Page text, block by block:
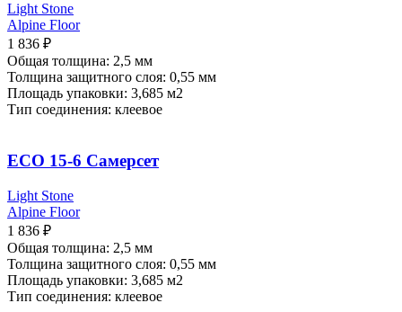
Light Stone
Alpine Floor
1 836 ₽
Общая толщина: 2,5 мм
Толщина защитного слоя: 0,55 мм
Площадь упаковки: 3,685 м2
Тип соединения: клеевое
ECO 15-6 Самерсет
Light Stone
Alpine Floor
1 836 ₽
Общая толщина: 2,5 мм
Толщина защитного слоя: 0,55 мм
Площадь упаковки: 3,685 м2
Тип соединения: клеевое